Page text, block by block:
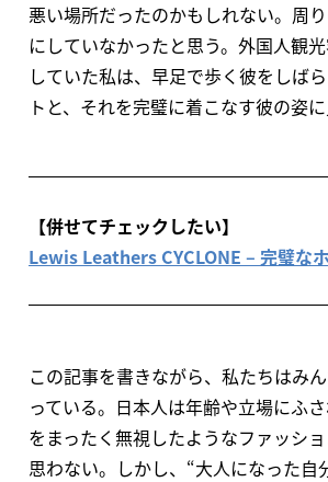
悪い場所だったのかもしれない。周
にしていなかったと思う。外国人観
していた私は、早足で歩く彼をしば
トと、それを完璧に着こなす彼の姿に
【併せてチェックしたい】
Lewis Leathers CYCLONE – 完璧な
この記事を書きながら、私たちはみ
っている。日本人は年齢や立場にふ
をまったく無視したようなファッシ
思わない。しかし、“大人になった